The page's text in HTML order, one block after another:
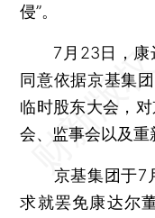
侵”。
7月23日，康
同意依据京基集
临时股东大会，
会、监事会以及重
京基集团于7月
求就罢免康达尔